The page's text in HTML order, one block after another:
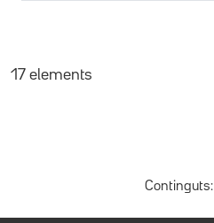
17 elements
Continguts: